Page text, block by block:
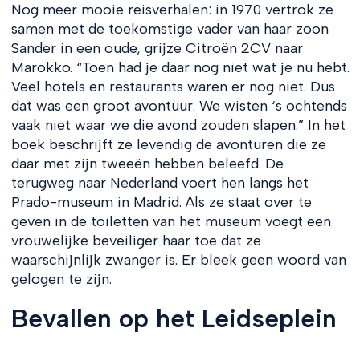
Nog meer mooie reisverhalen: in 1970 vertrok ze
samen met de toekomstige vader van haar zoon
Sander in een oude, grijze Citroën 2CV naar
Marokko. “Toen had je daar nog niet wat je nu hebt.
Veel hotels en restaurants waren er nog niet. Dus
dat was een groot avontuur. We wisten ‘s ochtends
vaak niet waar we die avond zouden slapen.” In het
boek beschrijft ze levendig de avonturen die ze
daar met zijn tweeën hebben beleefd. De
terugweg naar Nederland voert hen langs het
Prado-museum in Madrid. Als ze staat over te
geven in de toiletten van het museum voegt een
vrouwelijke beveiliger haar toe dat ze
waarschijnlijk zwanger is. Er bleek geen woord van
gelogen te zijn.
Bevallen op het Leidseplein